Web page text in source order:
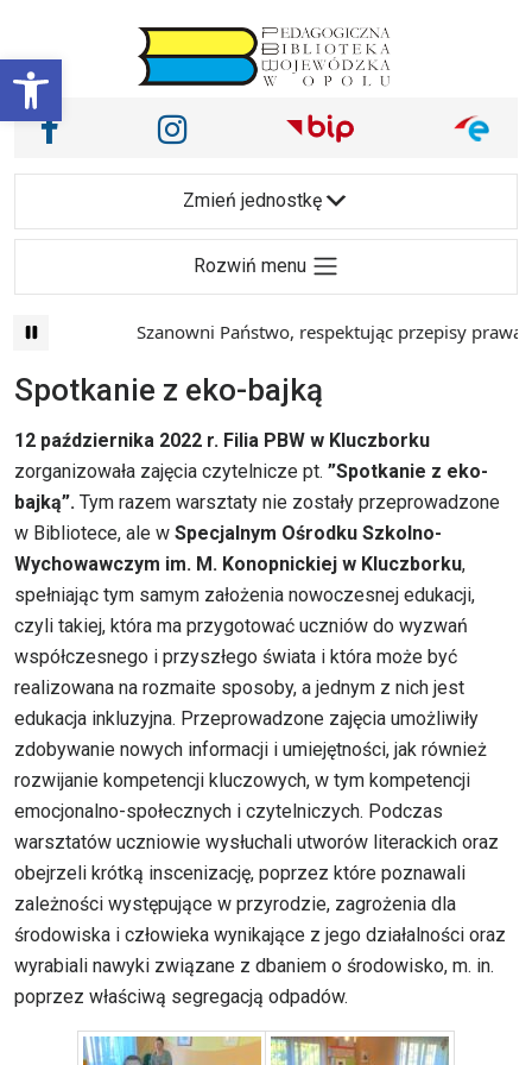
Otwórz pasek narzędzi
Main Navigation
Nasze media społecznościowe i inne
Facebook Instagram
Zmień jednostkę
Rozwiń menu
Szanowni Państwo, respektując przepisy prawa i
Spotkanie z eko-bajką
12 października 2022 r. Filia PBW w Kluczborku
zorganizowała zajęcia czytelnicze pt. ”Spotkanie z eko-
bajką”. Tym razem warsztaty nie zostały przeprowadzone
w Bibliotece, ale w Specjalnym Ośrodku Szkolno-
Wychowawczym im. M. Konopnickiej w Kluczborku,
spełniając tym samym założenia nowoczesnej edukacji,
czyli takiej, która ma przygotować uczniów do wyzwań
współczesnego i przyszłego świata i która może być
realizowana na rozmaite sposoby, a jednym z nich jest
edukacja inkluzyjna. Przeprowadzone zajęcia umożliwiły
zdobywanie nowych informacji i umiejętności, jak również
rozwijanie kompetencji kluczowych, w tym kompetencji
emocjonalno-społecznych i czytelniczych. Podczas
warsztatów uczniowie wysłuchali utworów literackich oraz
obejrzeli krótką inscenizację, poprzez które poznawali
zależności występujące w przyrodzie, zagrożenia dla
środowiska i człowieka wynikające z jego działalności oraz
wyrabiali nawyki związane z dbaniem o środowisko, m. in.
poprzez właściwą segregacją odpadów.